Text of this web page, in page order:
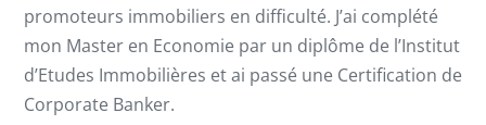
promoteurs immobiliers en difficulté. J’ai complété
mon Master en Economie par un diplôme de l’Institut
d’Etudes Immobilières et ai passé une Certification de
Corporate Banker.